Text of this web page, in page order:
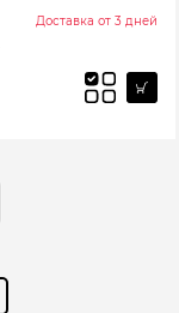
Доставка от 3 дней